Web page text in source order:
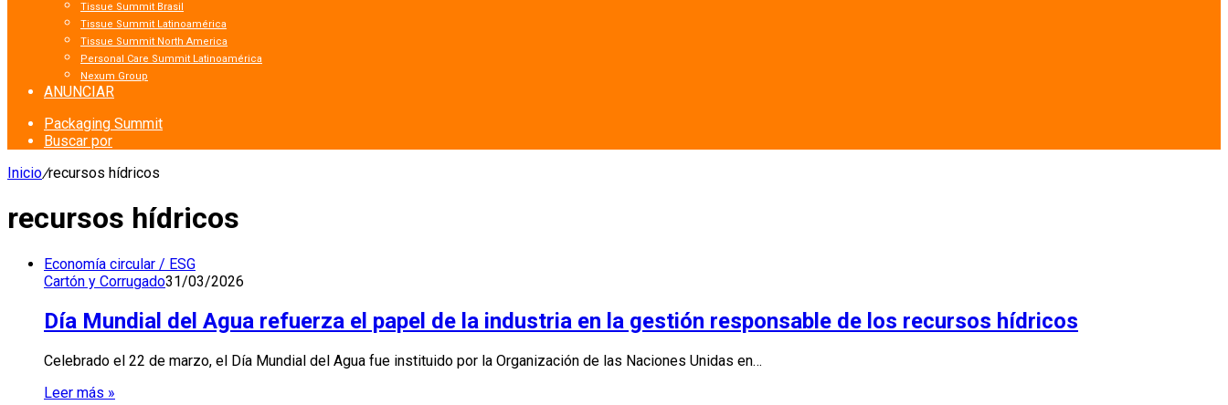
Tissue Summit Brasil
Tissue Summit Latinoamérica
Tissue Summit North America
Personal Care Summit Latinoamérica
Nexum Group
ANUNCIAR
Packaging Summit
Buscar por
Inicio/recursos hídricos
recursos hídricos
Economía circular / ESG
Cartón y Corrugado31/03/2026
Día Mundial del Agua refuerza el papel de la industria en la gestión responsable de los recursos hídricos
Celebrado el 22 de marzo, el Día Mundial del Agua fue instituido por la Organización de las Naciones Unidas en…
Leer más »